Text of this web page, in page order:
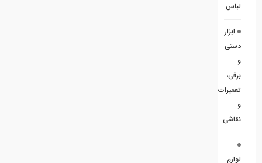
لباس
ابزار
دستی
و
برقی،
تعمیرات
و
نقاشی
لوازم